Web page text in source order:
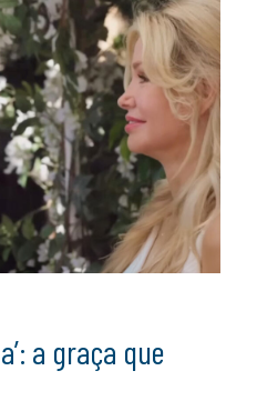
a graça que